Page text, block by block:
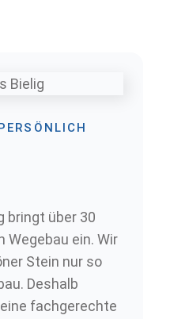
bringt über 30
Wegebau ein. Wir
Stein nur so
Deshalb
fachgerechte